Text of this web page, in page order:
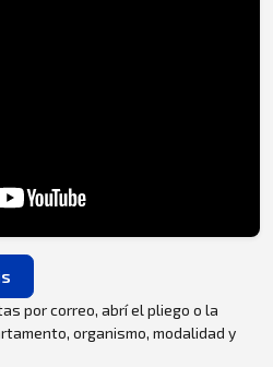
por correo, abrí el pliego o la
organismo, modalidad y